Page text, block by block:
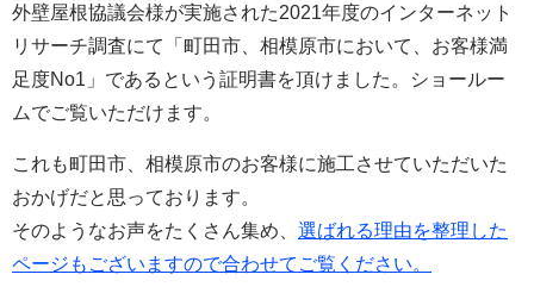
外壁屋根協議会様が実施された2021年度のインターネット
リサーチ調査にて「町田市、相模原市において、お客様満
足度No1」であるという証明書を頂けました。ショールー
ムでご覧いただけます。
これも町田市、相模原市のお客様に施工させていただいた
おかげだと思っております。
そのようなお声をたくさん集め、 選ばれる理由を整理した
ページもございますので合わせてご覧ください。